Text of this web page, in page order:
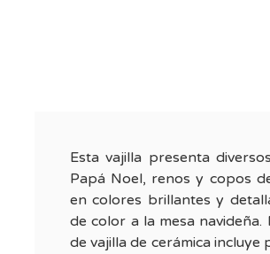
Esta vajilla presenta
Papá Noel, renos y copos
en colores brillantes y
de color a la mesa
de vajilla de cerámica incluye